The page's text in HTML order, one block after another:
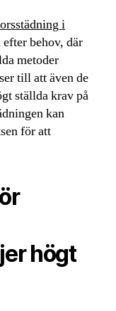
i
efter behov, där
metoder
till att även de
ställda krav på
kan
för att
högt